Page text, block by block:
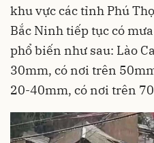
khu vực các tỉnh Phú
Bắc Ninh tiếp tục có
phổ biến như sau: Lào
30mm, có nơi trên
20-40mm, có nơi trên